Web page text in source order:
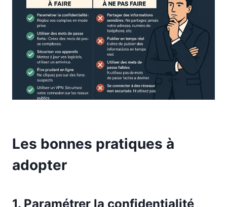
Les bonnes pratiques à
adopter
1. Paramétrer la confidentialité